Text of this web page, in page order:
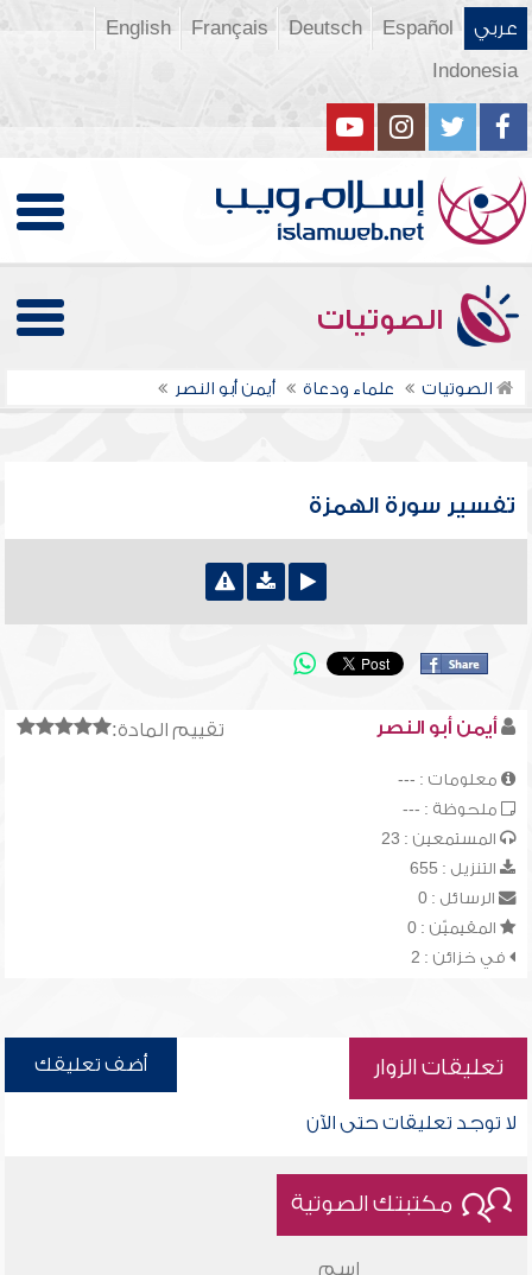
عربي Español
Deutsch
Français
English
Indonesia
الصوتيات
الصوتيات علماء ودعاة أيمن أبو النصر
تفسير سورة الهمزة
تقييم المادة: أيمن أبو النصر
معلومات : ---
ملحوظة : ---
المستمعين : 23
التنزيل : 655
الرسائل : 0
المقيميّن : 0
في خزائن : 2
تعليقات الزوار أضف تعليقك
لا توجد تعليقات حتى الآن
مكتبتك الصوتية
اسم